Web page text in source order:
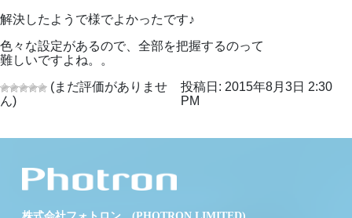
解決したようで様でよかったです♪
色々な設定があるので、全部を把握するのって
難しいですよね。。
(まだ評価がありませ
ん)
投稿日: 2015年8月3日 2:30
PM